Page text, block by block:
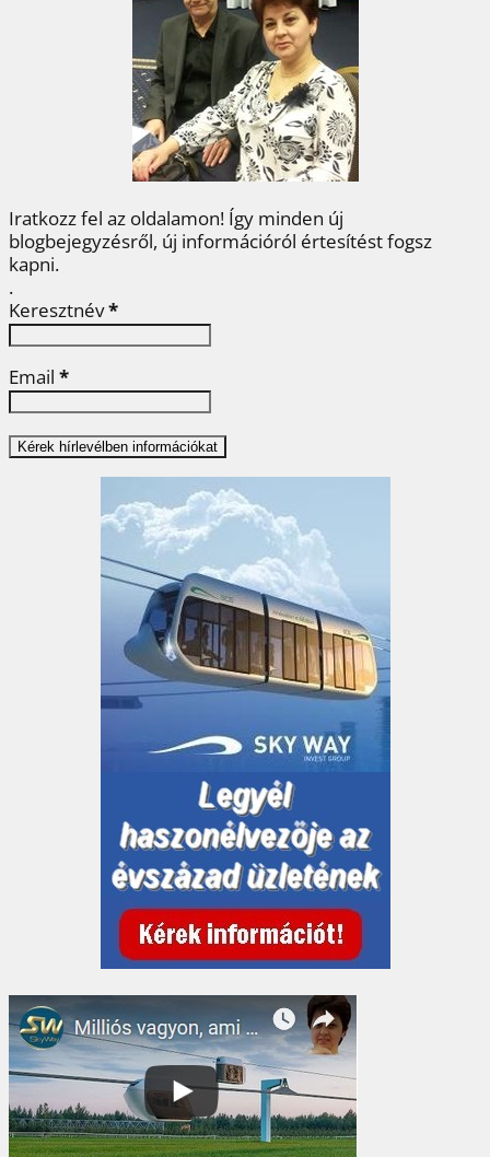
o
k
e
r
e
s
t
d
I
n
e
g
Iratkozz fel az oldalamon! Így minden új
blogbejegyzésről, új információról értesítést fogsz
kapni.
.
Keresztnév*
Email *